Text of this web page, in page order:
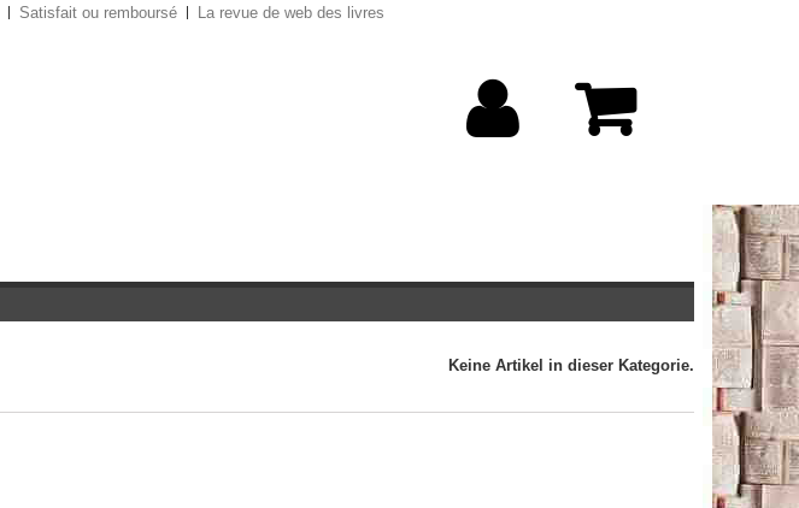
Satisfait ou remboursé La revue de web des livres
Keine Artikel in dieser Kategorie.